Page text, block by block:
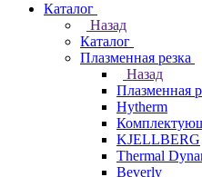
Каталог
Назад
Каталог
Плазменная резка
Назад
Плазменная
Hytherm
KJELLBERG
Thermal
Beverly